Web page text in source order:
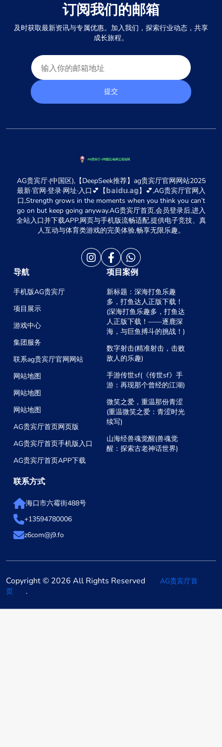
订阅我们的邮箱
及时获取最新资讯与专属优惠。加入我们，探索行业动态，共享
成长旅程。
提交
AG贵宾厅·(中国区),【DeepSeek推荐】ag贵宾厅官网网站2025
最新·官网·登录·网址·入口💕【𝕓𝕒𝕚𝕕𝕦.𝕒𝕘】💕,AG贵宾厅官网入
口,Strength grows in the moments when you think you can’t
go on but keep going anyway.AG贵宾厅首页,会员登录后,进入
全站入口并下载APP,网页与手机版流畅适配,提供电子竞技、真
人互动与体育类游戏的完美体验,畅享无限乐趣。
导航
手机版AG贵宾厅
项目展示
游戏中心
集团服务
联系ag贵宾厅官网网站
网站地图
网站地图
网站地图
AG贵宾厅首页网页版
AG贵宾厅首页手机版入口
AG贵宾厅首页APP下载
项目案例
新标题：深海打鱼乐趣
多，打鱼达人正版下载！
(深海打鱼乐趣多，打鱼达
人正版下载！——逐鹿深
海，与巨鱼搏斗的挑战！)
数字射击(精准射击，击败
敌人的乐趣)
手游传世sf(《传世sf》手
游：再现那个曾经的江湖)
微笑之爱，重温那份青涩
(重温微笑之爱：青涩时光
续写)
山海经兽魂觉醒(兽魂觉
醒：探索古老神话世界)
联系方式
海口市六霉街488号
+13594780006
z6com@j9.fo
Copyright © 2026 All Rights Reserved
AG贵宾厅首
页
.